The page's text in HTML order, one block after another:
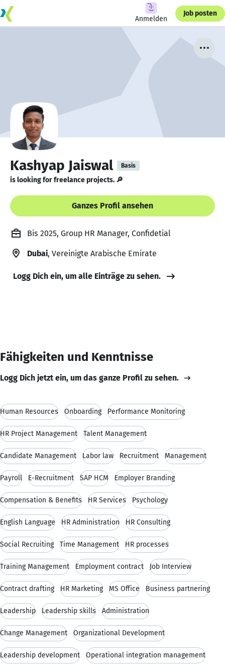
Anmelden
Job posten
Kashyap Jaiswal Basis
is looking for freelance projects. 🔎
Ganzes Profil ansehen
Bis 2025, Group HR Manager, Confidetial
Dubai, Vereinigte Arabische Emirate
Logg Dich ein, um alle Einträge zu sehen.
Fähigkeiten und Kenntnisse
Logg Dich jetzt ein, um das ganze Profil zu sehen.
Human Resources Onboarding Performance Monitoring
HR Project Management Talent Management
Candidate Management Labor law Recruitment Management
Payroll E-Recruitment SAP HCM Employer Branding
Compensation & Benefits HR Services Psychology
English Language HR Administration HR Consulting
Social Recruiting Time Management HR processes
Training Management Employment contract Job Interview
Contract drafting HR Marketing MS Office Business partnering
Leadership Leadership skills Administration
Change Management Organizational Development
Leadership development Operational integration management